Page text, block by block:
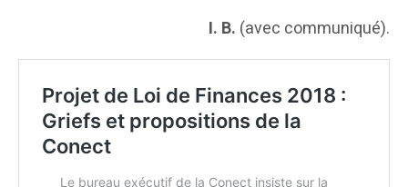
I. B. (avec communiqué).